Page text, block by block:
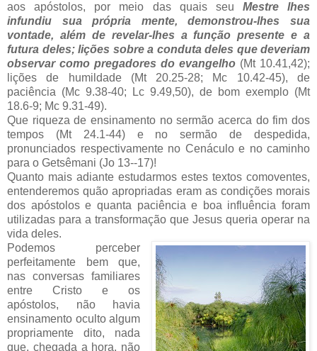
aos apóstolos, por meio das quais seu Mestre lhes
infundiu sua própria mente, demonstrou-lhes sua
vontade, além de revelar-lhes a função presente e a
futura deles; lições sobre a conduta deles que deveriam
observar como pregadores do evangelho (Mt 10.41,42);
lições de humildade (Mt 20.25-28; Mc 10.42-45), de
paciência (Mc 9.38-40; Lc 9.49,50), de bom exemplo (Mt
18.6-9; Mc 9.31-49).
Que riqueza de ensinamento no sermão acerca do fim dos
tempos (Mt 24.1-44) e no sermão de despedida,
pronunciados respectivamente no Cenáculo e no caminho
para o Getsêmani (Jo 13--17)!
Quanto mais adiante estudarmos estes textos comoventes,
entenderemos quão apropriadas eram as condições morais
dos apóstolos e quanta paciência e boa influência foram
utilizadas para a transformação que Jesus queria operar na
vida deles.
Podemos perceber
perfeitamente bem que,
nas conversas familiares
entre Cristo e os
apóstolos, não havia
ensinamento oculto algum
propriamente dito, nada
que, chegada a hora, não